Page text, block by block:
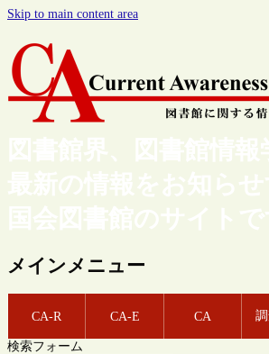
Skip to main content area
図書館界、図書館情報
最新の情報をお知ら
国会図書館のサイトで
メインメニュー
CA-R CA-E CA
検索フォーム